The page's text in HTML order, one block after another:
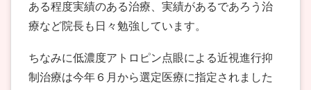
ある程度実績のある治療、実績があるであろう治
療など院長も日々勉強しています。
ちなみに低濃度アトロピン点眼による近視進行抑
制治療は今年６月から選定医療に指定されました